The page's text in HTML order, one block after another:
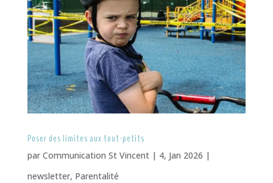
Poser des limites aux tout-petits
par Communication St Vincent| 4, Jan 2026 |
newsletter, Parentalité